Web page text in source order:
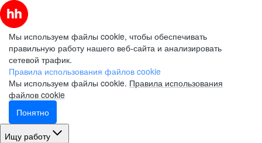
Мы используем файлы cookie, чтобы обеспечивать
правильную работу нашего веб-сайта и анализировать
сетевой трафик.
Правила использования файлов cookie
Мы используем файлы cookie. Правила использования
файлов cookie
Понятно
Ищу работу